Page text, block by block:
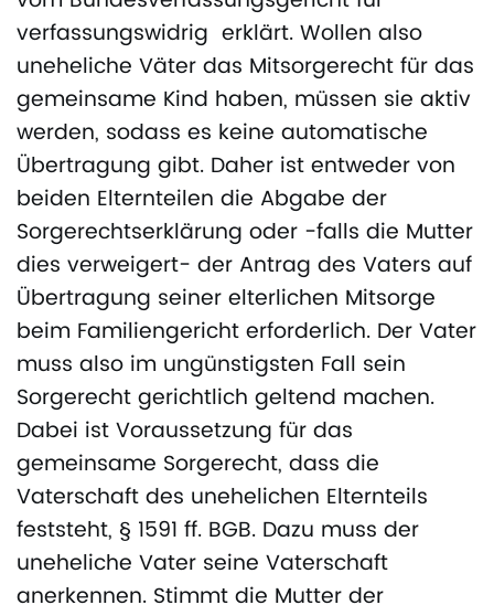
verfassungswidrig erklärt. Wollen also
uneheliche Väter das Mitsorgerecht für das
gemeinsame Kind haben, müssen sie aktiv
werden, sodass es keine automatische
Übertragung gibt. Daher ist entweder von
beiden Elternteilen die Abgabe der
Sorgerechtserklärung oder -falls die Mutter
dies verweigert- der Antrag des Vaters auf
Übertragung seiner elterlichen Mitsorge
beim Familiengericht erforderlich. Der Vater
muss also im ungünstigsten Fall sein
Sorgerecht gerichtlich geltend machen.
Dabei ist Voraussetzung für das
gemeinsame Sorgerecht, dass die
Vaterschaft des unehelichen Elternteils
feststeht, § 1591 ff. BGB. Dazu muss der
uneheliche Vater seine Vaterschaft
anerkennen. Stimmt die Mutter der